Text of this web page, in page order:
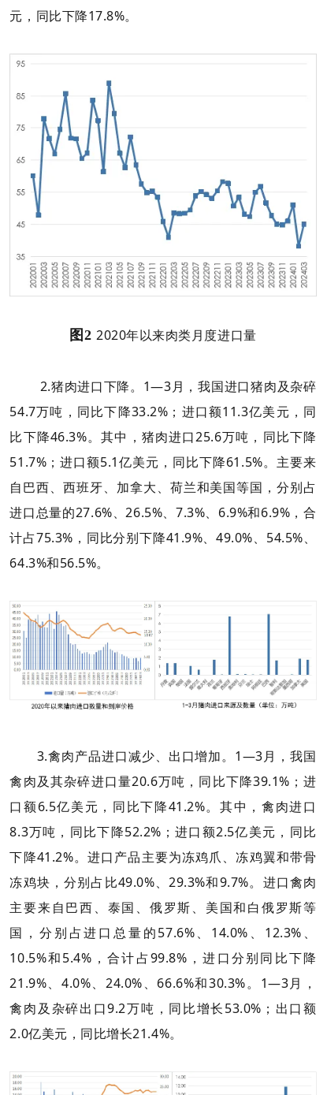
元，同比下降17.8%。
图2 2020年以来肉类月度进口量
2.猪肉进口下降。1—3月，我国进口猪肉及杂碎
54.7万吨，同比下降33.2%；进口额11.3亿美元，同
比下降46.3%。其中，猪肉进口25.6万吨，同比下降
51.7%；进口额5.1亿美元，同比下降61.5%。主要来
自巴西、西班牙、加拿大、荷兰和美国等国，分别占
进口总量的27.6%、26.5%、7.3%、6.9%和6.9%，合
计占75.3%，同比分别下降41.9%、49.0%、54.5%、
64.3%和56.5%。
3.禽肉产品进口减少、出口增加。1—3月，我国
禽肉及其杂碎进口量20.6万吨，同比下降39.1%；进
口额6.5亿美元，同比下降41.2%。其中，禽肉进口
8.3万吨，同比下降52.2%；进口额2.5亿美元，同比
下降41.2%。进口产品主要为冻鸡爪、冻鸡翼和带骨
冻鸡块，分别占比49.0%、29.3%和9.7%。进口禽肉
主要来自巴西、泰国、俄罗斯、美国和白俄罗斯等
国，分别占进口总量的57.6%、14.0%、12.3%、
10.5%和5.4%，合计占99.8%，进口分别同比下降
21.9%、4.0%、24.0%、66.6%和30.3%。1—3月，
禽肉及杂碎出口9.2万吨，同比增长53.0%；出口额
2.0亿美元，同比增长21.4%。